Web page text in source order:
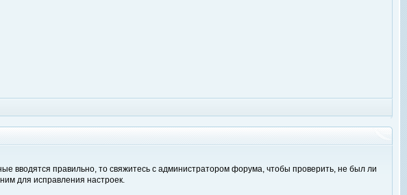
вводятся правильно, то свяжитесь с администратором форума, чтобы проверить, не был ли
для исправления настроек.